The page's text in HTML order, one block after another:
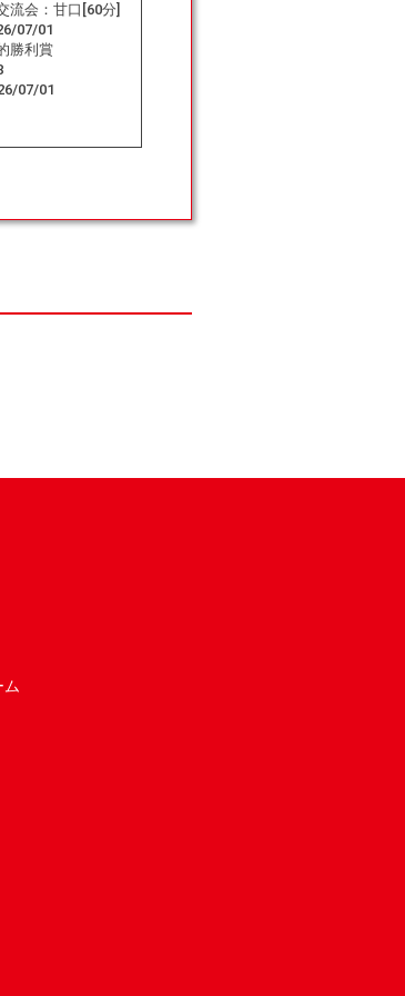
流会：甘口[60分]
07/01
勝利賞
07/01
ム